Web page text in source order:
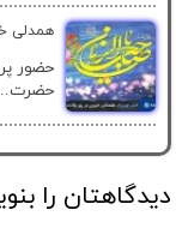
همدلی
حضور
دیدگاهتان را